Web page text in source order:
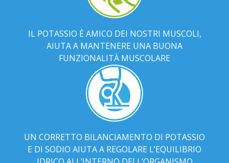
IL POTASSIO È AMICO DEI NOSTRI MUSCOLI,
AIUTA A MANTENERE UNA BUONA
FUNZIONALITÀ MUSCOLARE
UN CORRETTO BILANCIAMENTO DI POTASSIO
E DI SODIO AIUTA A REGOLARE L’EQUILIBRIO